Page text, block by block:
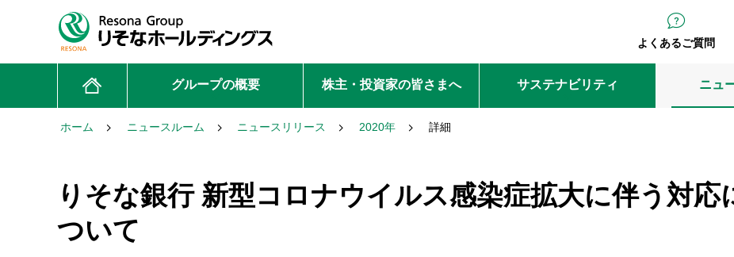
よくあるご質問
グループの概要 株主・投資家の皆さまへ サステナビリティ ニュ
ホーム ニュースルーム ニュースリリース 2020年 詳細
りそな銀行 新型コロナウイルス感染症拡大に伴う対応
ついて